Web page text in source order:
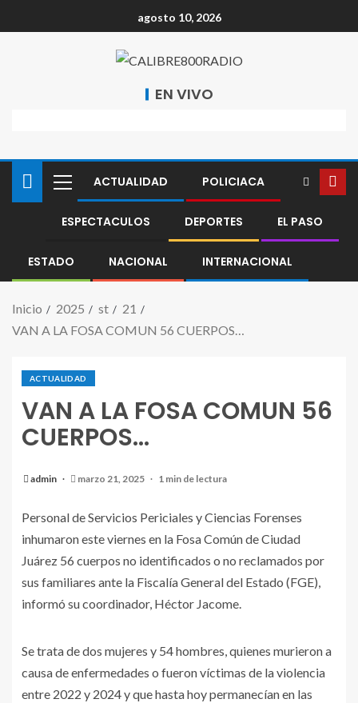
agosto 10, 2026
EN VIVO
ACTUALIDAD POLICIACA
ESPECTACULOS DEPORTES EL PASO
ESTADO NACIONAL INTERNACIONAL
Inicio 2025 st
21
VAN A LA FOSA COMUN 56 CUERPOS…
ACTUALIDAD
VAN A LA FOSA COMUN 56
CUERPOS…
admin marzo 21, 2025 1 min de lectura
Personal de Servicios Periciales y Ciencias Forenses
inhumaron este viernes en la Fosa Común de Ciudad
Juárez 56 cuerpos no identificados o no reclamados por
sus familiares ante la Fiscalía General del Estado (FGE),
informó su coordinador, Héctor Jacome.
Se trata de dos mujeres y 54 hombres, quienes murieron a
causa de enfermedades o fueron víctimas de la violencia
entre 2022 y 2024 y que hasta hoy permanecían en las